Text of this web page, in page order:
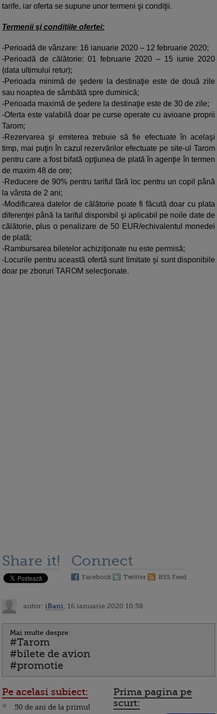
tarife, iar oferta se supune unor termeni şi condiţii.
Termenii şi condiţiile ofertei:
-Perioadă de vânzare: 16 ianuarie 2020 – 12 februarie 2020;
-Perioadă de călătorie: 01 februarie 2020 – 15 iunie 2020
(data ultimului retur);
-Perioada minimă de şedere la destinaţie este de două zile
sau noaptea de sâmbătă spre duminică;
-Perioada maximă de şedere la destinaţie este de 30 de zile;
-Oferta este valabilă doar pe curse operate cu avioane proprii
Tarom;
-Rezervarea şi emiterea trebuie să fie efectuate în acelaşi
timp, mai puţin în cazul rezervărilor efectuate pe site-ul Tarom
pentru care a fost bifată opţiunea de plată în agenţie în termen
de maxim 48 de ore;
-Reducere de 90% pentru tariful fără loc pentru un copil până
la vârsta de 2 ani;
-Modificarea datelor de călătorie poate fi făcută doar cu plata
diferenţei până la tariful disponibil şi aplicabil pe noile date de
călătorie, plus o penalizare de 50 EUR/echivalentul monedei
de plată;
-Rambursarea biletelor achiziţionate nu este permisă;
-Locurile pentru această ofertă sunt limitate şi sunt disponibile
doar pe zboruri TAROM selecţionate.
Share it! Connect
Facebook Twitter RSS Feed
autor: iBani , 16 ianuarie 2020 10:58
Mai multe despre:
#Tarom
#bilete de avion
#promotie
Pe acelasi subiect:
50 de ani de la primul
Prima pagina pe
scurt: